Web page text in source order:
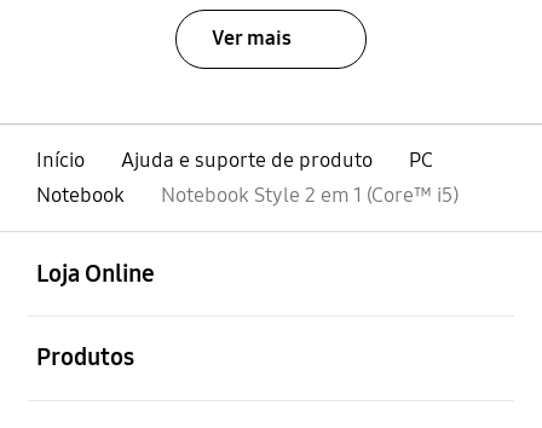
Ver mais
Início Ajuda e suporte de produto
PC
Notebook
Notebook Style 2 em 1 (Core™ i5)
Loja Online
Produtos